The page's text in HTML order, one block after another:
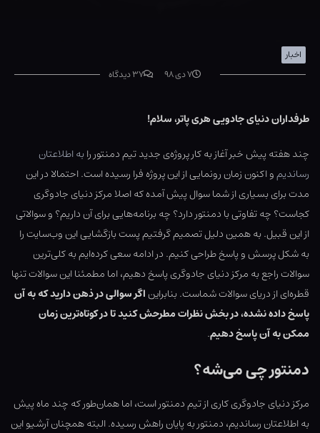
اخبار
۷ دی ۹۸
۳۷ دیدگاه
طرفداران دنیای جادویی هری پاتر، سلام!
چند هفته‌ پیش خبر آغاز به کار پروژه‌ی جدید تیم دمنتور رابه اطلاعتان
رساندیمو اکنون زمان رونمایی از این پروژه فرا رسیده است. احتمالا در این
مدت برای بسیاری از شما سوال پیش آمده که اصلا مرکز دنیای جادوگری
کجاست؟ چه تفاوتی با دمنتور دارد؟ چه برنامه‌هایی برای آن داریم؟ و سوالاتی
از این قبیل. به همین دلیل تصمیم گرفتیم پست بازگشایی این وب‌سایت را
به شکل پرسش و پاسخ طراحی کنیم. در ادامه سعی کرده‌ایم به کلی‌ترین
سوالات راجع به مرکز دنیای جادوگری پاسخ دهیم، اما مطمئنا این سوالات تنها
قطره‌ای از دریای سوالات شماست. بنابرایناگر سوالی در ذهن دارید که به آن
پاسخ داده نشده، در بخش نظرات مطرحش کنید تا در کوتاه‌ترین زمان
ممکن به آن پاسخ دهیم.
دمنتور چی می‌شه؟
مرکز دنیای جادوگری کاری از تیم دمنتور است، اما همان‌طور که چند ماه پیش
به اطلاعتان رساندیم، دمنتور به پایان راهش رسیده. البته همچنان آرشیو این